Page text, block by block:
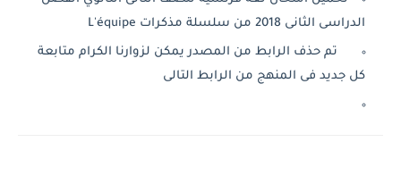
الدراسى الثانى 2018 من سلسلة مذكرات L'équipe
تم حذف الرابط من المصدر يمكن لزوارنا الكرام متابعة
كل جديد فى المنهج من الرابط التالى